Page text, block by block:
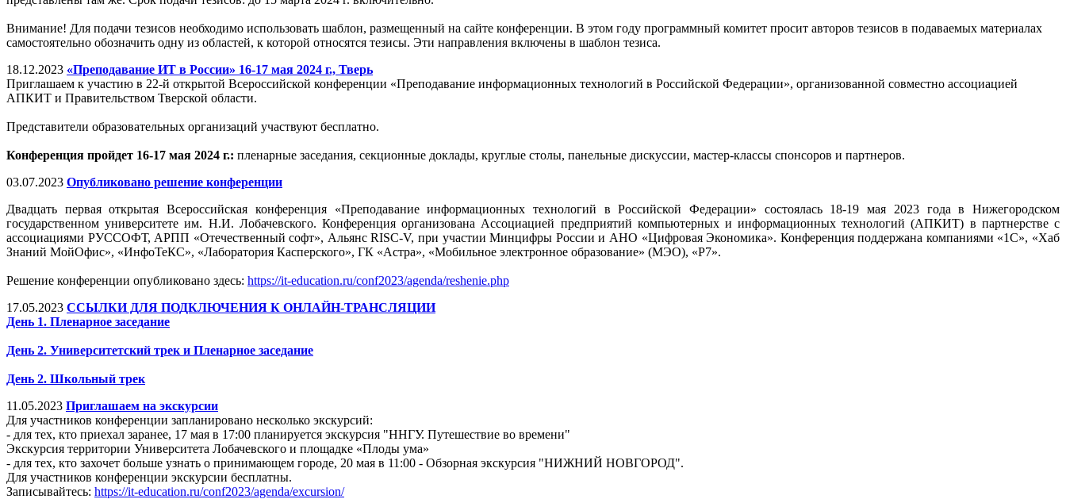
Внимание! Для подачи тезисов необходимо использовать шаблон, размещенный на сайте конференции. В этом году программный комитет просит авторов тезисов в подаваемых материалах
самостоятельно обозначить одну из областей, к которой относятся тезисы. Эти направления включены в шаблон тезиса.
18.12.2023 «Преподавание ИТ в России» 16-17 мая 2024 г., Тверь
Приглашаем к участию в 22-й открытой Всероссийской конференции «Преподавание информационных технологий в Российской Федерации», организованной совместно ассоциацией
АПКИТ и Правительством Тверской области.
Представители образовательных организаций участвуют бесплатно.
Конференция пройдет 16-17 мая 2024 г.: пленарные заседания, секционные доклады, круглые столы, панельные дискуссии, мастер-классы спонсоров и партнеров.
03.07.2023 Опубликовано решение конференции
Двадцать первая открытая Всероссийская конференция «Преподавание информационных технологий в Российской Федерации» состоялась 18-19 мая 2023 года в Нижегородском
государственном университете им. Н.И. Лобачевского. Конференция организована Ассоциацией предприятий компьютерных и информационных технологий (АПКИТ) в партнерстве с
ассоциациями РУССОФТ, АРПП «Отечественный софт», Альянс RISC-V, при участии Минцифры России и АНО «Цифровая Экономика». Конференция поддержана компаниями «1С», «Хаб
Знаний МойОфис», «ИнфоТеКС», «Лаборатория Касперского», ГК «Астра», «Мобильное электронное образование» (МЭО), «Р7».
Решение конференции опубликовано здесь: https://it-education.ru/conf2023/agenda/reshenie.php
17.05.2023 ССЫЛКИ ДЛЯ ПОДКЛЮЧЕНИЯ К ОНЛАЙН-ТРАНСЛЯЦИИ
День 1. Пленарное заседание
День 2. Университетский трек и Пленарное заседание
День 2. Школьный трек
11.05.2023 Приглашаем на экскурсии
Для участников конференции запланировано несколько экскурсий:
- для тех, кто приехал заранее, 17 мая в 17:00 планируется экскурсия "ННГУ. Путешествие во времени"
Экскурсия территории Университета Лобачевского и площадке «Плоды ума»
- для тех, кто захочет больше узнать о принимающем городе, 20 мая в 11:00 - Обзорная экскурсия "НИЖНИЙ НОВГОРОД".
Для участников конференции экскурсии бесплатны.
Записывайтесь: https://it-education.ru/conf2023/agenda/excursion/